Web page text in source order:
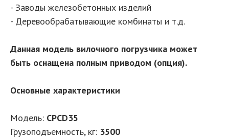
- Заводы железобетонных изделий
- Деревообрабатывающие комбинаты и т.д.
Данная модель вилочного погрузчика может
быть оснащена полным приводом (опция).
Основные характеристики
Модель: CPCD35
Грузоподъемность, кг: 3500